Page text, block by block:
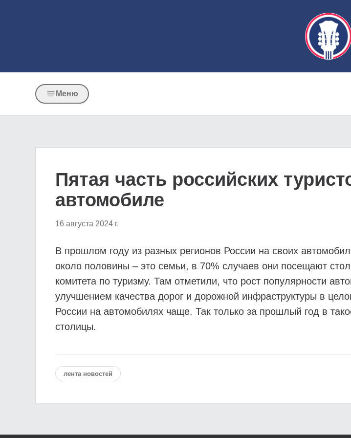
Меню
Пятая часть российских
автомобиле
16 августа 2024 г.
В прошлом году из разных регионов России на своих
около половины – это семьи, в 70% случаев они посещают
комитета по туризму. Там отметили, что рост популярности
улучшением качества дорог и дорожной инфраструктуры в
России на автомобилях чаще. Так только за прошлый год в
столицы.
лента новостей